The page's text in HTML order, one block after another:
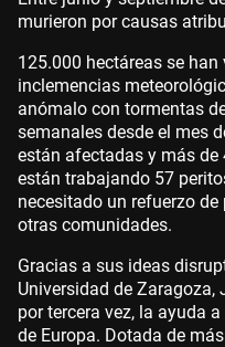
murieron por causas
125.000 hectáreas se
inclemencias
anómalo con tormentas
semanales desde el mes
están afectadas y más de
están trabajando 57
necesitado un refuerzo
otras comunidades.
Gracias a sus ideas
Universidad de
por tercera vez, la ayuda
de Europa. Dotada de